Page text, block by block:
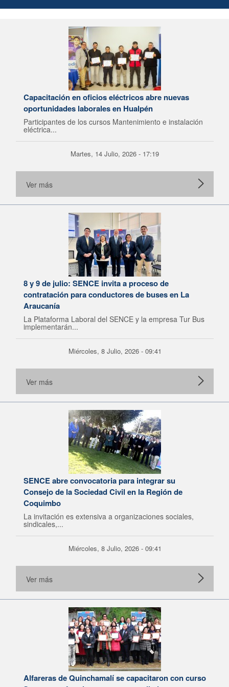
Capacitación en oficios eléctricos abre nuevas
oportunidades laborales en Hualpén
Participantes de los cursos Mantenimiento e instalación
eléctrica...
Martes, 14 Julio, 2026 - 17:19
Ver más
8 y 9 de julio: SENCE invita a proceso de
contratación para conductores de buses en La
Araucanía
La Plataforma Laboral del SENCE y la empresa Tur Bus
implementarán...
Miércoles, 8 Julio, 2026 - 09:41
Ver más
SENCE abre convocatoria para integrar su
Consejo de la Sociedad Civil en la Región de
Coquimbo
La invitación es extensiva a organizaciones sociales,
sindicales,...
Miércoles, 8 Julio, 2026 - 09:41
Ver más
Alfareras de Quinchamalí se capacitaron con curso